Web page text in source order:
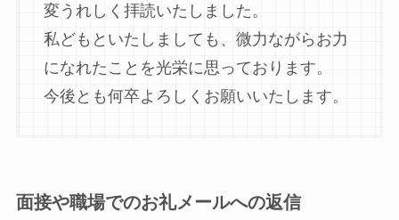
変うれしく拝読いたしました。
私どもといたしましても、微力ながらお力
になれたことを光栄に思っております。
今後とも何卒よろしくお願いいたします。
面接や職場でのお礼メールへの返信